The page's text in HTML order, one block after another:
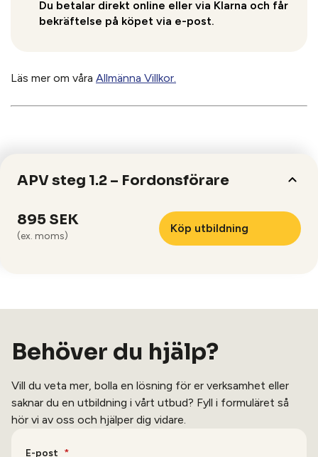
Du betalar direkt online eller via Klarna och får
bekräftelse på köpet via e-post.
Läs mer om våra Allmänna Villkor.
APV steg 1.2 – Fordonsförare
895 SEK
(ex. moms)
Köp utbildning
Behöver du hjälp?
Vill du veta mer, bolla en lösning för er verksamhet eller
saknar du en utbildning i vårt utbud? Fyll i formuläret så
hör vi av oss och hjälper dig vidare.
E-post *